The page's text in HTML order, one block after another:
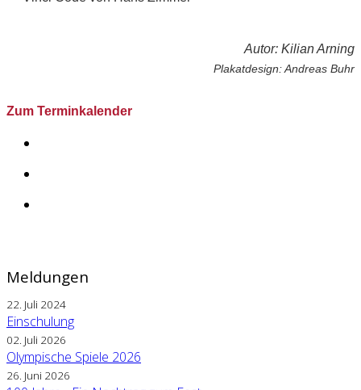
Autor: Kilian Arning
Plakatdesign: Andreas Buhr
Zum Terminkalender
Meldungen
22. Juli 2024
Einschulung
02. Juli 2026
Olympische Spiele 2026
26. Juni 2026